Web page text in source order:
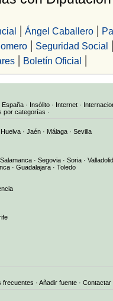
| Ángel Caballero|
| Seguridad Social
| Boletín Oficial |
España · Insólito · Internet ·
por categorías ·
Huelva · Jaén · Málaga · Sevilla
Salamanca · Segovia · Soria · Valladolid
· Guadalajara · Toledo
frecuentes · Añadir fuente · Contactar